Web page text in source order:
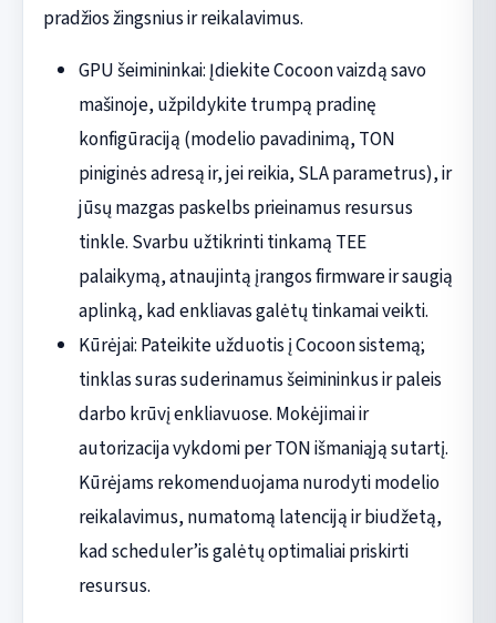
pradžios žingsnius ir reikalavimus.
GPU šeimininkai: Įdiekite Cocoon vaizdą savo
mašinoje, užpildykite trumpą pradinę
konfigūraciją (modelio pavadinimą, TON
piniginės adresą ir, jei reikia, SLA parametrus), ir
jūsų mazgas paskelbs prieinamus resursus
tinkle. Svarbu užtikrinti tinkamą TEE
palaikymą, atnaujintą įrangos firmware ir saugią
aplinką, kad enkliavas galėtų tinkamai veikti.
Kūrėjai: Pateikite užduotis į Cocoon sistemą;
tinklas suras suderinamus šeimininkus ir paleis
darbo krūvį enkliavuose. Mokėjimai ir
autorizacija vykdomi per TON išmaniąją sutartį.
Kūrėjams rekomenduojama nurodyti modelio
reikalavimus, numatomą latenciją ir biudžetą,
kad scheduler’is galėtų optimaliai priskirti
resursus.